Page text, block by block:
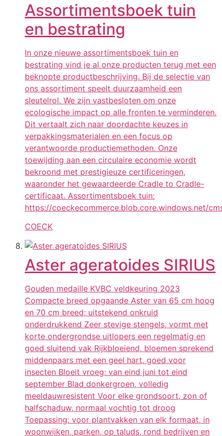
Assortimentsboek tuin
en bestrating
In onze nieuwe assortimentsboek tuin en
bestrating vind je al onze producten terug met een
beknopte productbeschrijving. Bij de selectie van
ons assortiment speelt duurzaamheid een
sleutelrol. We zijn vastbesloten om onze
ecologische impact op alle fronten te verminderen.
Dit vertaalt zich naar doordachte keuzes in
verpakkingsmaterialen en een focus op
verantwoorde productiemethoden. Onze
toewijding aan een circulaire economie wordt
bekroond met prestigieuze certificeringen,
waaronder het gewaardeerde Cradle to Cradle-
certificaat. Assortimentsboek tuin:
https://coeckecommerce.blob.core.windows.net/
COECK
Aster ageratoides SIRIUS
Gouden medaille KVBC veldkeuring 2023
Compacte breed opgaande Aster van 65 cm hoog
en 70 cm breed; uitstekend onkruid
onderdrukkend Zeer stevige stengels, vormt met
korte ondergrondse uitlopers een regelmatig en
goed sluitend vak Rijkbloeiend, bloemen sprekend
middenpaars met een geel hart, goed voor
insecten Bloeit vroeg: van eind juni tot eind
september Blad donkergroen, volledig
meeldauwresistent Voor elke grondsoort, zon of
halfschaduw, normaal vochtig tot droog
Toepassing: voor plantvakken van elk formaat, in
woonwijken, parken, op taluds, rond bedrijven en